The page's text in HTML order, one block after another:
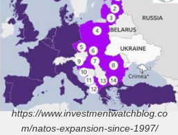
https://www.investmentwatchblog.co
m/natos-expansion-since-1997/